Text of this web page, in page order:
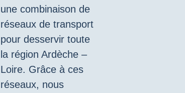
une combinaison de
réseaux de transport
pour desservir toute
la région Ardèche –
Loire. Grâce à ces
réseaux, nous